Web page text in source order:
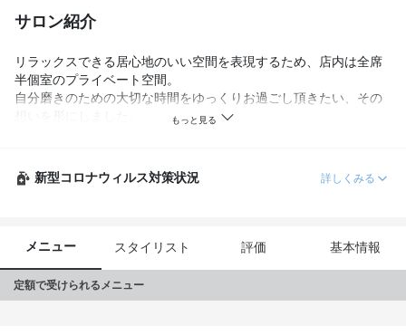
サロン紹介
リラックスできる居心地のいい空間を表現するため、店内は全席
半個室のプライベート空間。
自分磨きのための大切な時間をゆっくりお過ごし頂きたい、その
非常に高いTOKIOトリートメントは人気のメニューです！美しい
艶・強度・弾力をぜひご体験下さい。
新型コロナウィルス対策状況 詳しくみる
メニュー スタイリスト 評価 基本情報
定額で受けられるメニュー